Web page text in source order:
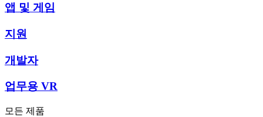
앱 및 게임
지원
개발자
업무용 VR
모든 제품